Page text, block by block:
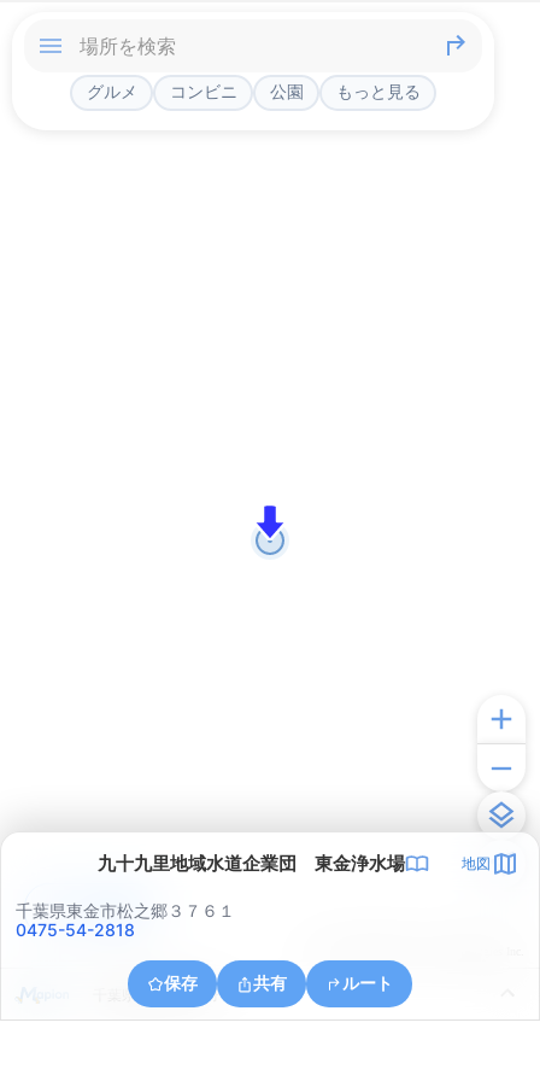
グルメ コンビニ 公園 もっと見る
九十九里地域水道企業団 東金浄水場 地図
千葉県東金市松之郷３７６１
0475-54-2818
保存 共有 ルート
千葉県東金市家之子
アプリで見る